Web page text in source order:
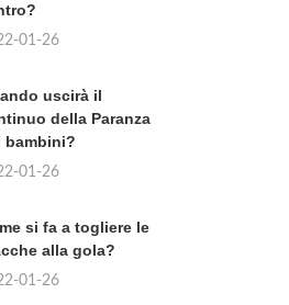
01-26
uscirà il
della Paranza
bambini?
01-26
si fa a togliere le
alla gola?
01-26